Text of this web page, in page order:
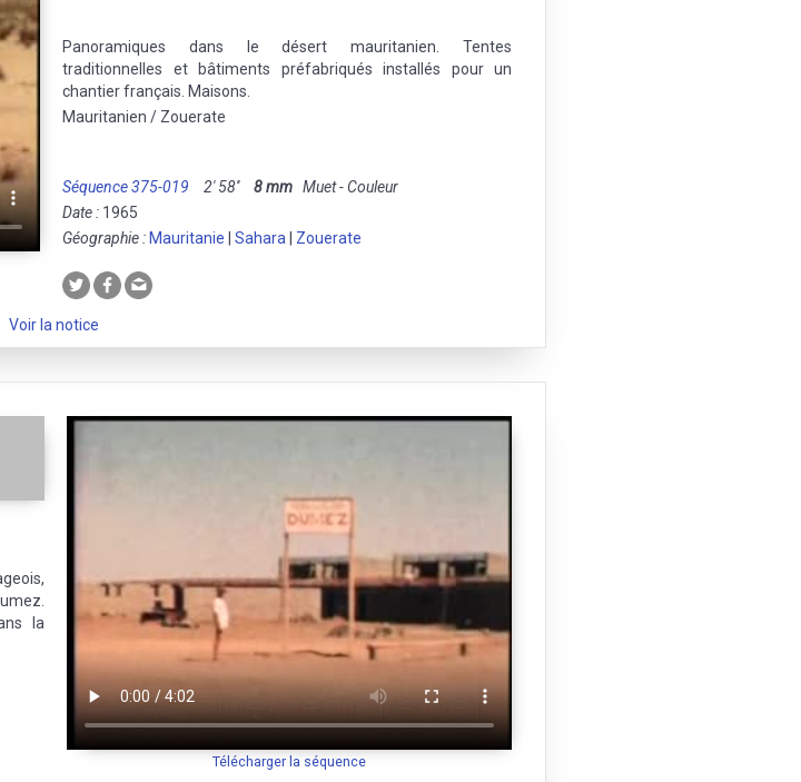
Panoramiques dans le désert mauritanien. Tentes
traditionnelles et bâtiments préfabriqués installés pour un
chantier français. Maisons.
Mauritanien / Zouerate
Séquence 375-019 2' 58'' 8 mm Muet - Couleur
Date : 1965
Géographie : Mauritanie Sahara Zouerate
Voir la notice
Télécharger la séquence
la